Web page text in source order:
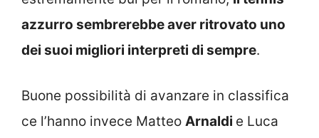
azzurro sembrerebbe aver ritrovato uno
dei suoi migliori interpreti di sempre.
Buone possibilità di avanzare in classifica
ce l’hanno invece Matteo Arnaldi e Luca